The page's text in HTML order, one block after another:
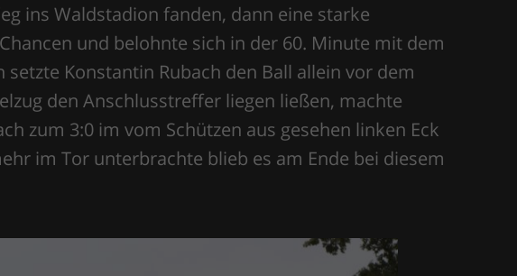
ins Waldstadion fanden, dann eine starke
und belohnte sich in der 60. Minute mit dem
Konstantin Rubach den Ball allein vor dem
den Anschlusstreffer liegen ließen, machte
zum 3:0 im vom Schützen aus gesehen linken Eck
im Tor unterbrachte blieb es am Ende bei diesem